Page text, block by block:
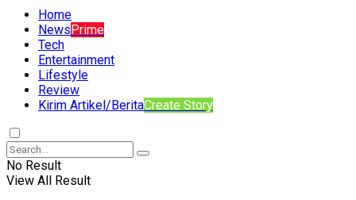
Home
NewsPrime
Tech
Entertainment
Lifestyle
Review
Kirim Artikel/BeritaCreate Story
No Result
View All Result